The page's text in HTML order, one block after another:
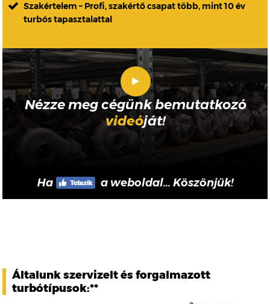
Szakértelem – Profi, szakértő csapat több, mint 10 év
turbós tapasztalattal
Nézze meg cégünk bemutatkozó
videóját!
Ha a weboldal... Köszönjük!
Általunk szervizelt és forgalmazott
turbótípusok:**